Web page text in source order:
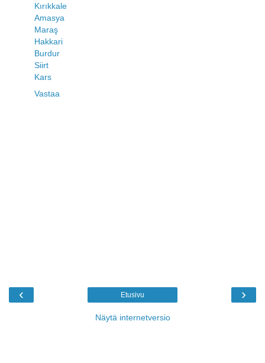
Kırıkkale
Amasya
Maraş
Hakkari
Burdur
Siirt
Kars
Vastaa
‹ ›
Etusivu
Näytä internetversio